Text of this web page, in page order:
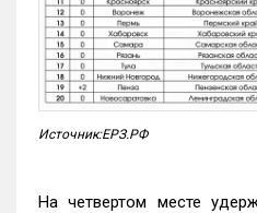
Источник:ЕРЗ.РФ
На четвертом месте